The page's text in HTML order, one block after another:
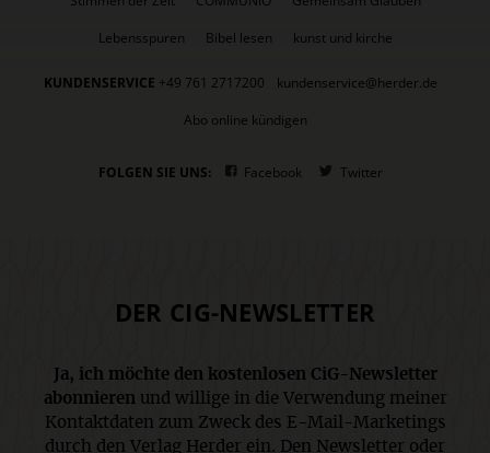
Lebensspuren
Bibel lesen kunst und kirche
KUNDENSERVICE +49 761 2717200
kundenservice@herder.de
Abo online kündigen
FOLGEN SIE UNS: Facebook Twitter
DER CIG-NEWSLETTER
Ja, ich möchte den kostenlosen CiG-Newsletter
abonnierenund willige in die Verwendung meiner
Kontaktdaten zum Zweck des E-Mail-Marketings
durch den Verlag Herder ein. Den Newsletter oder